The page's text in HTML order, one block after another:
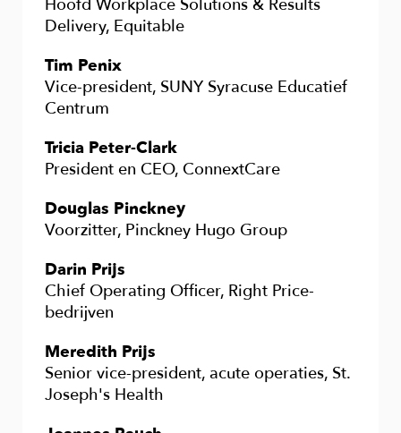
Hoofd Workplace Solutions & Results
Delivery, Equitable
Tim Penix
Vice-president, SUNY Syracuse Educatief
Centrum
Tricia Peter-Clark
President en CEO, ConnextCare
Douglas Pinckney
Voorzitter, Pinckney Hugo Group
Darin Prijs
Chief Operating Officer, Right Price-
bedrijven
Meredith Prijs
Senior vice-president, acute operaties, St.
Joseph's Health